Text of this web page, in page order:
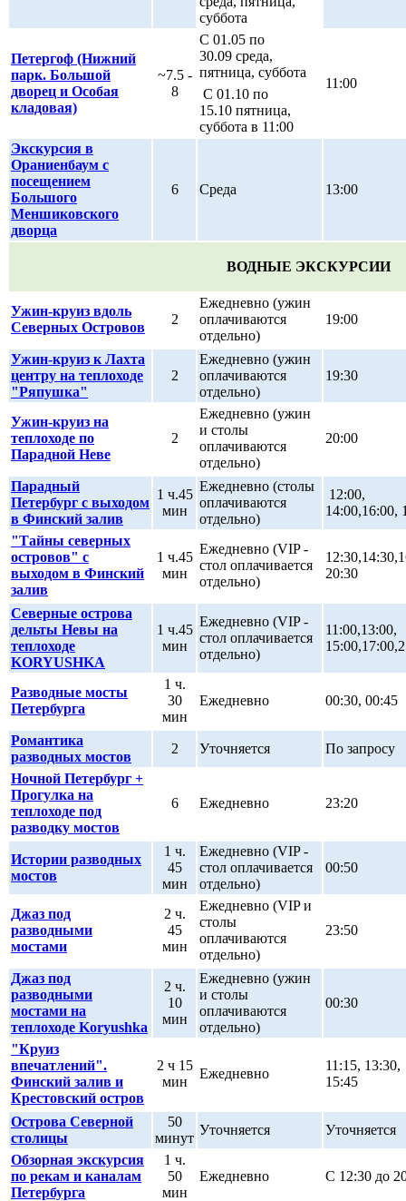
суббота
Петергоф (Нижний
парк. Большой
дворец и Особая
кладовая)
~7.5 -
8
С 01.05 по
30.09 среда,
пятница, суббота
11:00
С 01.10 по
15.10 пятница,
суббота в 11:00
Экскурсия в
Ораниенбаум с
посещением
Большого
Меншиковского
дворца
6 Среда 13:00
ВОДНЫЕ ЭКСКУРСИИ
Ужин-круиз вдоль
Северных Островов
2
Ежедневно (ужин
оплачиваются
отдельно)
19:00
Ужин-круиз к Лахта
центру на теплоходе
"Ряпушка"
2
Ежедневно (ужин
оплачиваются
отдельно)
19:30
Ужин-круиз на
теплоходе по
Парадной Неве
2
Ежедневно (ужин
и столы
оплачиваются
отдельно)
20:00
Парадный
Петербург с выходом
в Финский залив
1 ч.45
мин
Ежедневно (столы
оплачиваются
отдельно)
12:00,
14:00,16:00,
"Тайны северных
островов" с
выходом в Финский
залив
1 ч.45
мин
Ежедневно (VIP -
стол оплачивается
отдельно)
20:30
Северные острова
дельты Невы на
теплоходе
KORYUSHKA
1 ч.45
мин
Ежедневно (VIP -
стол оплачивается
отдельно)
11:00,13:00,
Разводные мосты
Петербурга
1 ч.
30
мин
Ежедневно 00:30, 00:45
Романтика
разводных мостов
2 Уточняется
По запросу
Ночной Петербург +
Прогулка на
теплоходе под
разводку мостов
6 Ежедневно 23:20
Истории разводных
мостов
1 ч.
45
мин
Ежедневно (VIP -
стол оплачивается
отдельно)
00:50
Джаз под
разводными
мостами
2 ч.
45
мин
Ежедневно (VIP и
столы
оплачиваются
отдельно)
23:50
Джаз под
разводными
мостами на
теплоходе Koryushka
2 ч.
10
мин
Ежедневно (ужин
и столы
оплачиваются
отдельно)
00:30
"Круиз
впечатлений".
Финский залив и
Крестовский остров
2 ч 15
мин
Ежедневно
11:15, 13:30,
15:45
Острова Северной
столицы
50
минут
Уточняется
Уточняется
Обзорная экскурсия
по рекам и каналам
Петербурга
1 ч.
50
мин
Ежедневно С 12:30 до